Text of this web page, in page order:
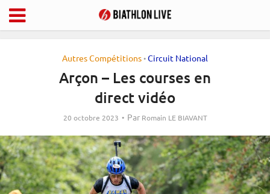
Autres Compétitions•Circuit National
Arçon – Les courses en
direct vidéo
20 octobre 2023 Par Romain LE BIAVANT